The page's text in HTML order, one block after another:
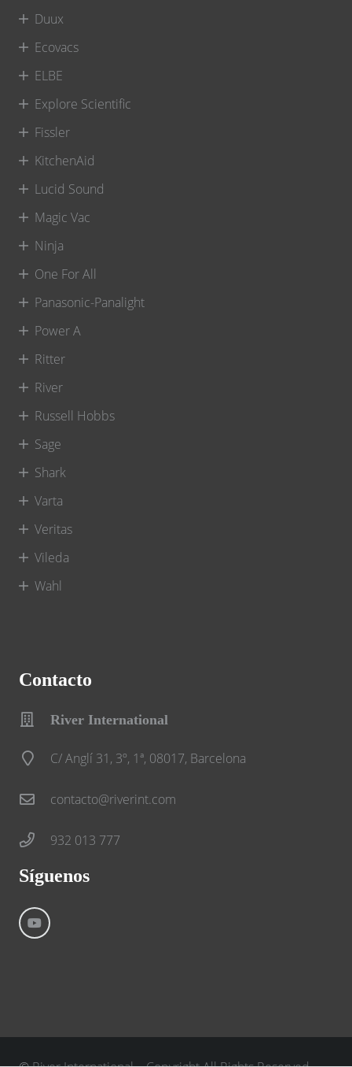
Duux
Ecovacs
ELBE
Explore Scientific
Fissler
KitchenAid
Lucid Sound
Magic Vac
Ninja
One For All
Panasonic-Panalight
Power A
Ritter
River
Russell Hobbs
Sage
Shark
Varta
Veritas
Vileda
Wahl
Contacto
River International
C/ Anglí 31, 3º, 1ª, 08017, Barcelona
contacto@riverint.com
932 013 777
Síguenos